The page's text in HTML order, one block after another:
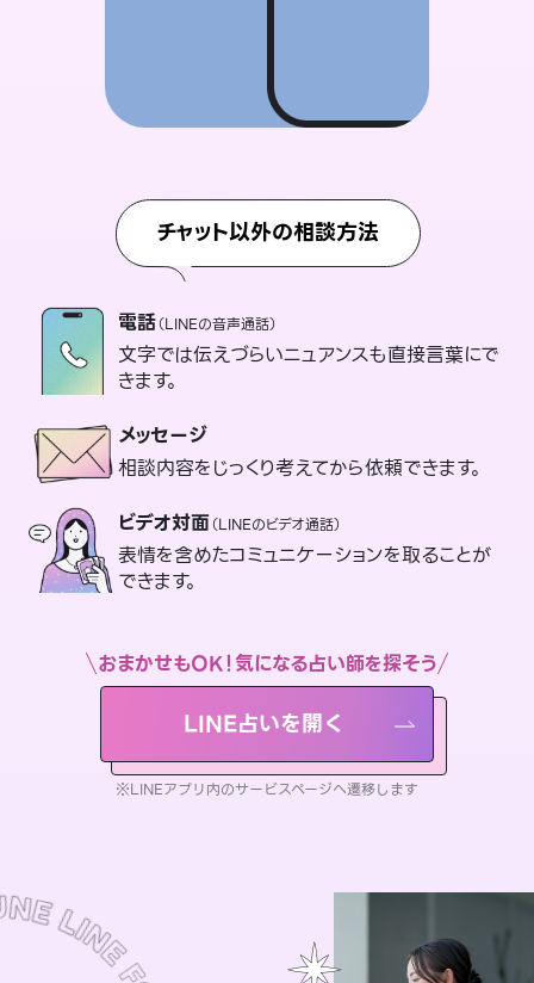
チャット以外の相談方法
電話（LINEの音声通話）
文字では伝えづらいニュアンスも直接言葉にで
きます。
メッセージ
相談内容をじっくり考えてから依頼できます。
ビデオ対面（LINEのビデオ通話）
表情を含めたコミュニケーションを取ることが
できます。
おまかせもOK！気になる占い師を探そう
LINE占いを開く
※LINEアプリ内のサービスページへ遷移します